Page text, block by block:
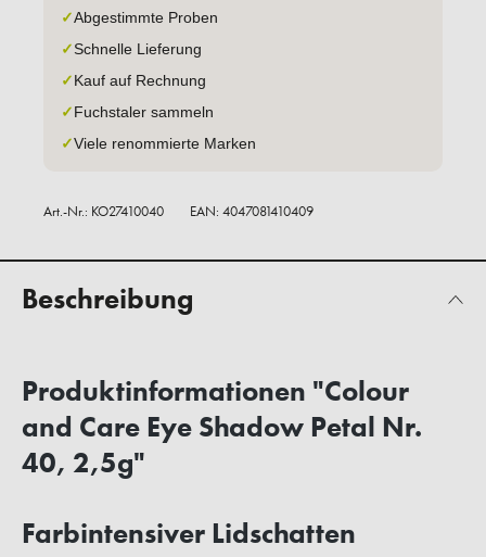
✓Abgestimmte Proben
✓Schnelle Lieferung
✓Kauf auf Rechnung
✓Fuchstaler sammeln
✓Viele renommierte Marken
Art.-Nr.: KO27410040 EAN: 4047081410409
Beschreibung
Produktinformationen "Colour
and Care Eye Shadow Petal Nr.
40, 2,5g"
Farbintensiver Lidschatten